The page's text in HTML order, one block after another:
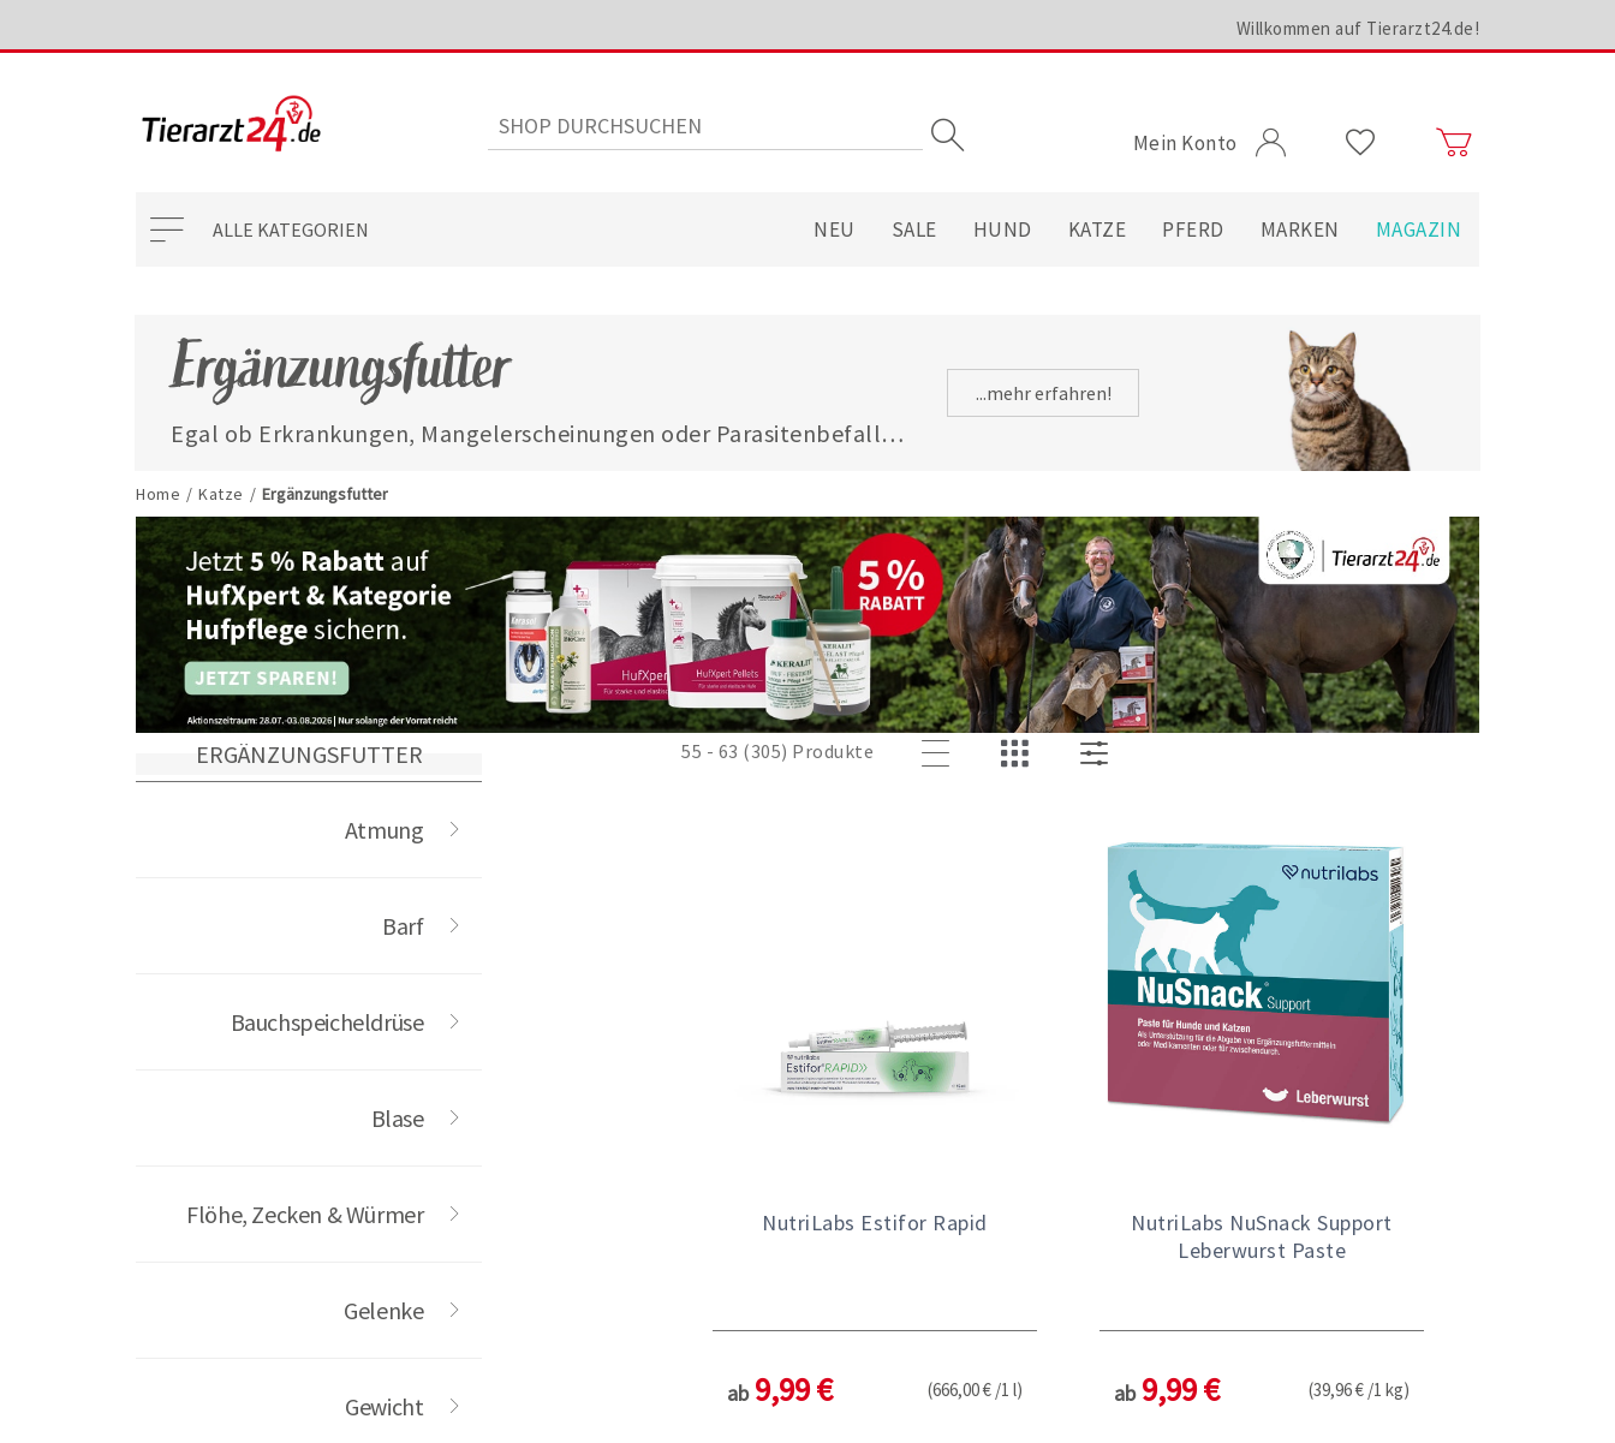
Willkommen auf Tierarzt24.de!
Mein Konto
ALLE KATEGORIEN NEU SALE HUND KATZE PFERD MARKEN MAGAZIN
Home / Katze / Ergänzungsfutter
ERGÄNZUNGSFUTTER
Atmung
Barf
Bauchspeicheldrüse
Blase
Flöhe, Zecken & Würmer
Gelenke
Gewicht
Ergänzungsfutter
Egal ob Erkrankungen, Mangelerscheinungen oder Parasitenbefall -
jederzeit gut versorgt.
...mehr erfahren!
55 - 63 (305) Produkte
NutriLabs Estifor Rapid
ab 9,99 € (666,00 € /1 l)
NutriLabs NuSnack Support
Leberwurst Paste
ab 9,99 € (39,96 € /1 kg)